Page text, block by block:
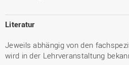
Literatur
Jeweils abhängig von den
wird in der Lehrveranstaltung